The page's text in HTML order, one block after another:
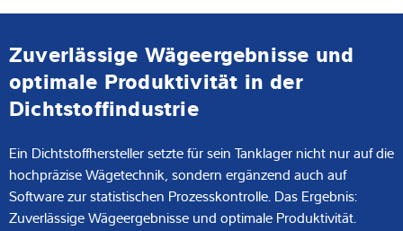
Zuverlässige Wägeergebnisse und
optimale Produktivität in der
Dichtstoffindustrie
Ein Dichtstoffhersteller setzte für sein Tanklager nicht nur auf die
hochpräzise Wägetechnik, sondern ergänzend auch auf
Software zur statistischen Prozesskontrolle. Das Ergebnis:
Zuverlässige Wägeergebnisse und optimale Produktivität.